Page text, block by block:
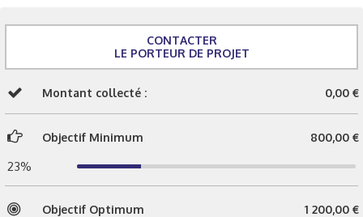
CONTACTER
LE PORTEUR DE PROJET
Montant collecté : 0,00 €
Objectif Minimum 800,00 €
23%
Objectif Optimum 1 200,00 €